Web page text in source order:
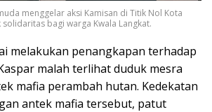
menggelar aksi Kamisan di Titik Nol Kota
bagi warga Kwala Langkat.
melakukan penangkapan terhadap
malah terlihat duduk mesra
mafia perambah hutan. Kedekatan
antek mafia tersebut, patut